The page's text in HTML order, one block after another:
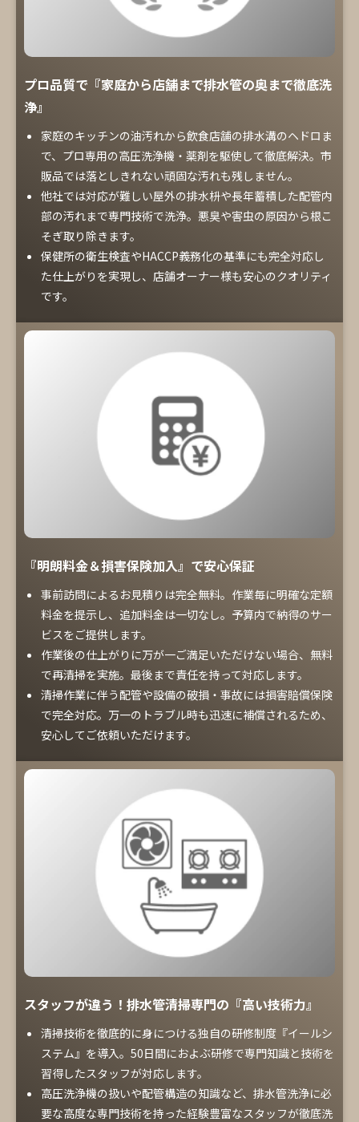
プロ品質で『家庭から店舗まで排水管の奥まで徹底洗
浄』
家庭のキッチンの油汚れから飲食店舗の排水溝のヘドロま
で、プロ専用の高圧洗浄機・薬剤を駆使して徹底解決。市
販品では落としきれない頑固な汚れも残しません。
他社では対応が難しい屋外の排水枡や長年蓄積した配管内
部の汚れまで専門技術で洗浄。悪臭や害虫の原因から根こ
そぎ取り除きます。
保健所の衛生検査やHACCP義務化の基準にも完全対応し
た仕上がりを実現し、店舗オーナー様も安心のクオリティ
です。
『明朗料金＆損害保険加入』で安心保証
事前訪問によるお見積りは完全無料。作業毎に明確な定額
料金を提示し、追加料金は一切なし。予算内で納得のサー
ビスをご提供します。
作業後の仕上がりに万が一ご満足いただけない場合、無料
で再清掃を実施。最後まで責任を持って対応します。
清掃作業に伴う配管や設備の破損・事故には損害賠償保険
で完全対応。万一のトラブル時も迅速に補償されるため、
安心してご依頼いただけます。
スタッフが違う！排水管清掃専門の『高い技術力』
清掃技術を徹底的に身につける独自の研修制度『イールシ
ステム』を導入。50日間におよぶ研修で専門知識と技術を
習得したスタッフが対応します。
高圧洗浄機の扱いや配管構造の知識など、排水管洗浄に必
要な高度な専門技術を持った経験豊富なスタッフが徹底洗